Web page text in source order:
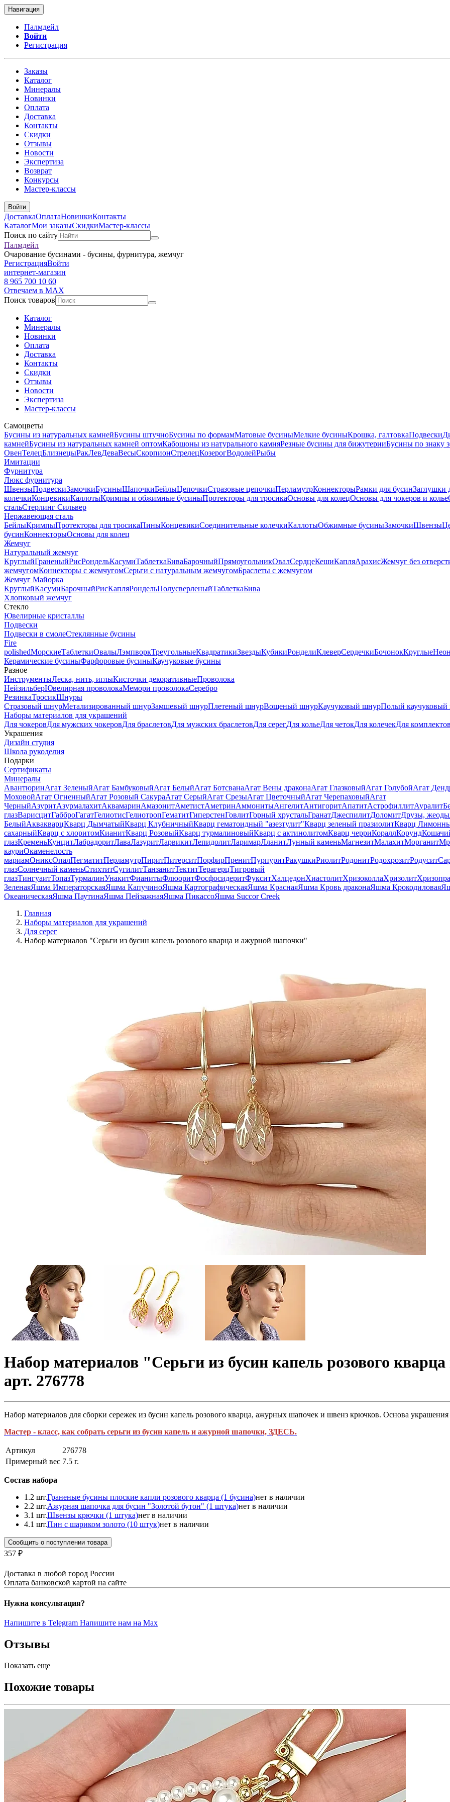
Навигация
Палмдейл
Войти
Регистрация
Заказы
Каталог
Минералы
Новинки
Оплата
Доставка
Контакты
Скидки
Отзывы
Новости
Экспертиза
Возврат
Конкурсы
Мастер-классы
Войти
ДоставкаОплатаНовинкиКонтакты
КаталогМои заказыСкидкиМастер-классы
Поиск по сайту
Палмдейл
Очарование бусинами - бусины, фурнитура, жемчуг
РегистрацияВойти
интернет-магазин
8 965 700 10 60
Отвечаем в MAX
Поиск товаров
Каталог
Минералы
Новинки
Оплата
Доставка
Контакты
Скидки
Отзывы
Новости
Экспертиза
Мастер-классы
Самоцветы
Бусины из натуральных камнейБусины штучноБусины по формамМатовые бусиныМелкие бусиныКрошка, галтовкаПодвески
камнейБусины из натуральных камней оптомКабошоны из натурального камняРезные бусины для бижутерииБусины по знаку
ОвенТелецБлизнецыРакЛевДеваВесыСкорпионСтрелецКозерогВодолейРыбы
Имитации
Фурнитура
Люкс фурнитура
ШвензыПодвескиЗамочкиБусиныШапочкиБейлыЦепочкиСтразовые цепочкиПерламутрКоннекторыРамки для бусинЗаглушки
колечкиКонцевикиКаллотыКримпы и обжимные бусиныПротекторы для тросикаОсновы для колецОсновы для чокеров и колье
стальСтерлинг Сильвер
Нержавеющая сталь
БейлыКримпыПротекторы для тросикаПиныКонцевикиСоединительные колечкиКаллотыОбжимные бусиныЗамочкиШвензы
бусинКоннекторыОсновы для колец
Жемчуг
Натуральный жемчуг
КруглыйГраненыйРисРондельКасумиТаблеткаБиваБарочныйПрямоугольникОвалСердцеКешиКапляАрахисЖемчуг без
жемчугомКоннекторы с жемчугомСерьги с натуральным жемчугомБраслеты с жемчугом
Жемчуг Майорка
КруглыйКасумиБарочныйРисКапляРондельПолусверленыйТаблеткаБива
Хлопковый жемчуг
Стекло
Ювелирные кристаллы
Подвески
Подвески в смолеСтеклянные бусины
Fire
polishedМорскиеТаблеткиОвалыЛэмпворкТреугольныеКвадратикиЗвездыКубикиРонделиКлеверСердечкиБочонокКруглые
Керамические бусиныФарфоровые бусиныКаучуковые бусины
Разное
ИнструментыЛеска, нить, иглыКисточки декоративныеПроволока
НейзильберЮвелирная проволокаМемори проволокаСеребро
РезинкаТросикШнуры
Стразовый шнурМетализированный шнурЗамшевый шнурПлетеный шнурВощеный шнурКаучуковый шнурПолый
Наборы материалов для украшений
Для чокеровДля мужских чокеровДля браслетовДля мужских браслетовДля серегДля кольеДля четокДля колечекДля
Украшения
Дизайн студия
Школа рукоделия
Подарки
Сертификаты
Минералы
АвантюринАгат ЗеленыйАгат БамбуковыйАгат БелыйАгат БотсванаАгат Вены драконаАгат ГлазковыйАгат ГолубойАгат
МоховойАгат ОгненныйАгат Розовый СакураАгат СерыйАгат СрезыАгат ЦветочныйАгат ЧерепаховыйАгат
ЧерныйАзуритАзурмалахитАквамаринАмазонитАметистАметринАммонитыАнгелитАнтигоритАпатитАстрофиллитАуралит
глазВарисцитГабброГагатГелиотисГелиотропГематитГиперстенГовлитГорный хрустальГранатДжеспилитДоломитДрузы, жеоды
БелыйАквакварцКварц ДымчатыйКварц КлубничныйКварц гематоидный "азезтулит"Кварц зеленый празиолитКварц
сахарныйКварц с хлоритомКианитКварц РозовыйКварц турмалиновыйКварц с актинолитомКварц черриКораллКорунд
глазКременьКунцитЛабрадоритЛаваЛазуритЛарвикитЛепидолитЛаримарЛланитЛунный каменьМагнезитМалахитМорганит
кауриОкаменелость
мариамОниксОпалПегматитПерламутрПиритПитерситПорфирПренитПурпуритРакушкиРиолитРодонитРодохрозитРодусит
глазСолнечный каменьСтихтитСугилитТанзанитТектитТерагерцТигровый
глазТингуаитТопазТурмалинУнакитФианитыФлюоритФосфосидеритФукситХалцедонХиастолитХризоколлаХризолит
ЗеленаяЯшма ИмператорскаяЯшма КапучиноЯшма КартографическаяЯшма КраснаяЯшма Кровь драконаЯшма Крокодиловая
ОкеаническаяЯшма ПаутинаЯшма ПейзажнаяЯшма ПикассоЯшма Succor Creek
Главная
Наборы материалов для украшений
Для серег
Набор материалов "Серьги из бусин капель розового кварца и ажурной шапочки"
Набор материалов "Серьги из бусин капель розового
арт. 276778
Набор материалов для сборки сережек из бусин капель розового кварца, ажурных шапочек и швенз крючков. Основа
Мастер - класс, как собрать серьги из бусин капель и ажурной шапочки, ЗДЕСЬ.
Артикул
276778
Примерный вес 7.5 г.
Состав набора
1.2 шт.Граненые бусины плоские капли розового кварца (1 бусина)нет в наличии
2.2 шт.Ажурная шапочка для бусин "Золотой бутон" (1 штука)нет в наличии
3.1 шт.Швензы крючки (1 штука)нет в наличии
4.1 шт.Пин с шариком золото (10 штук)нет в наличии
Сообщить о поступлении товара
357 ₽
Доставка в любой город России
Оплата банковской картой на сайте
Нужна консультация?
Напишите в Telegram Напишите нам на Max
Отзывы
Показать еще
Похожие товары